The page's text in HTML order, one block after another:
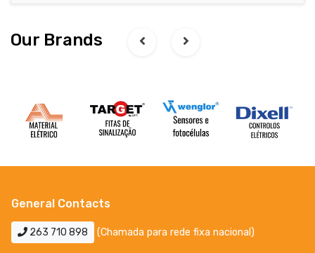
Our Brands
General Contacts
263 710 898 (Chamada para rede fixa nacional)